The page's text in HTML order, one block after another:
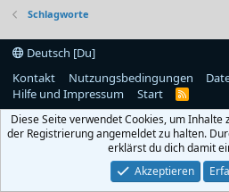
Schlagworte
Deutsch [Du]
Kontakt
Nutzungsbedingungen
Hilfe und Impressum
Start
R
S
Diese Seite verwendet Cookies, um
der Registrierung angemeldet zu halten.
erklärst du dich damit
Akzeptieren